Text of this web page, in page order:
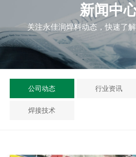
新闻中
关注永佳润焊料动态，快速了
公司动态 行业资讯
焊接技术